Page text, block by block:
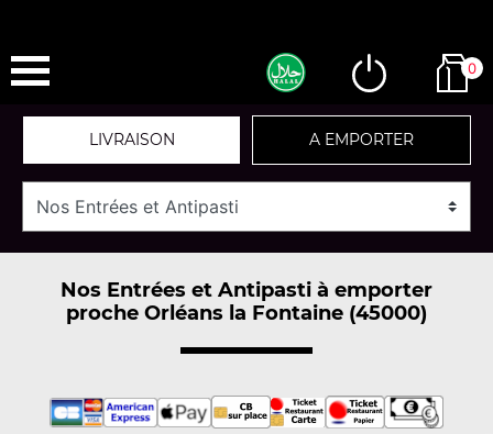
0
LIVRAISON A EMPORTER
Nos Entrées et Antipasti à emporter
proche Orléans la Fontaine (45000)